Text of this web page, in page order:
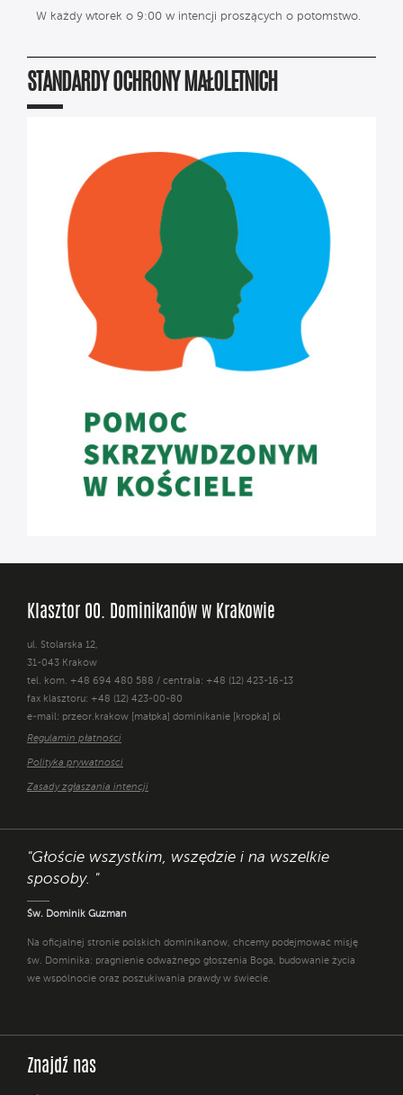
W każdy wtorek o 9:00 w intencji proszących o potomstwo.
STANDARDY OCHRONY MAŁOLETNICH
Klasztor OO. Dominikanów w Krakowie
ul. Stolarska 12,
31-043 Kraków
tel. kom. +48 694 480 588 / centrala: +48 (12) 423-16-13
fax klasztoru: +48 (12) 423-00-80
e-mail: przeor.krakow [małpka] dominikanie [kropka] pl
Regulamin płatności
Polityka prywatności
Zasady zgłaszania intencji
"Głoście wszystkim, wszędzie i na wszelkie
sposoby. "
Św. Dominik Guzman
Na oficjalnej stronie polskich dominikanów, chcemy podejmować misję
św. Dominika: pragnienie odważnego głoszenia Boga, budowanie życia
we wspólnocie oraz poszukiwania prawdy w świecie.
Znajdź nas